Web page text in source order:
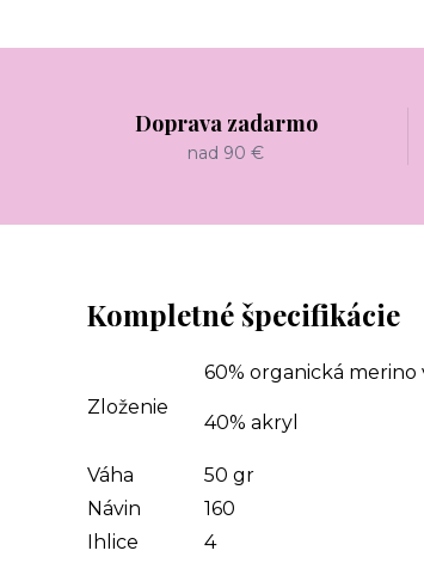
Doprava zadarmo
nad 90 €
Kompletné špecifikácie
Zloženie
60% organická merino
40% akryl
Váha
50 gr
Návin
160
Ihlice
4